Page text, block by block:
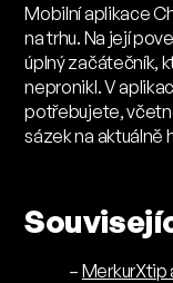
Mobilní aplikace
na trhu. Na její
úplný začátečník,
nepronikl. V
potřebujete,
sázek na aktuálně
– MerkurXtip